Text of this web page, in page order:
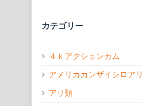
カテゴリー
４ｋアクションカム
アメリカカンザイシロアリ
アリ類